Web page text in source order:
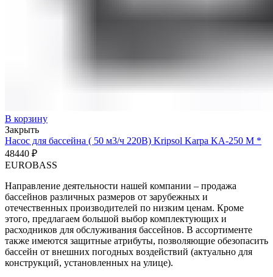
В корзину
Закрыть
Насос для бассейна ( 50 м3/ч 220В) Kripsol Karpa KA-250 M *
48440 ₽
EUROBASS
Направление деятельности нашей компании – продажа
бассейнов различных размеров от зарубежных и
отечественных производителей по низким ценам. Кроме
этого, предлагаем большой выбор комплектующих и
расходников для обслуживания бассейнов. В ассортименте
также имеются защитные атрибуты, позволяющие обезопасить
бассейн от внешних погодных воздействий (актуально для
конструкций, установленных на улице).